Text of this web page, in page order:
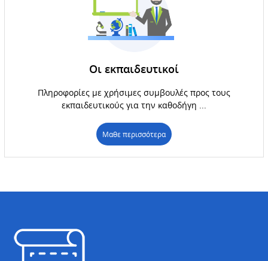
Οι εκπαιδευτικοί
Πληροφορίες με χρήσιμες συμβουλές προς τους
εκπαιδευτικούς για την καθοδήγη ...
Μαθε περισσότερα